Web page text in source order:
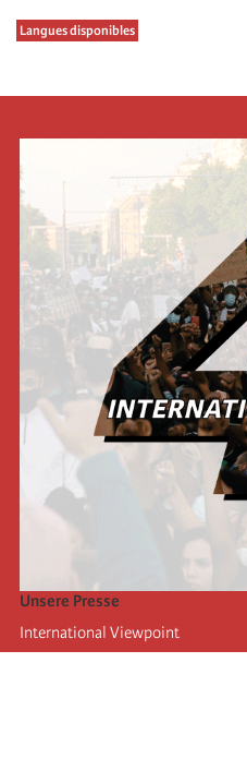
Langues disponibles
Unsere Presse
International Viewpoint